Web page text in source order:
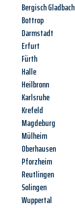
Bergisch Gladbach
Bottrop
Darmstadt
Erfurt
Fürth
Halle
Heilbronn
Karlsruhe
Krefeld
Magdeburg
Mülheim
Oberhausen
Pforzheim
Reutlingen
Solingen
Wuppertal